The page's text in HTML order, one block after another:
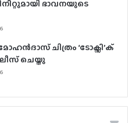
ഭാവനയുടെ
ചിത്രം ‘ടോക്സി’ക്
ചെയ്തു